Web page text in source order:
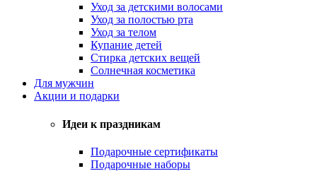
Уход за детскими волосами
Уход за полостью рта
Уход за телом
Купание детей
Стирка детских вещей
Солнечная косметика
Для мужчин
Акции и подарки
Идеи к праздникам
Подарочные сертификаты
Подарочные наборы